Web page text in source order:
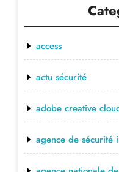
access
actu sécurité
adobe creative
agence de sécurité